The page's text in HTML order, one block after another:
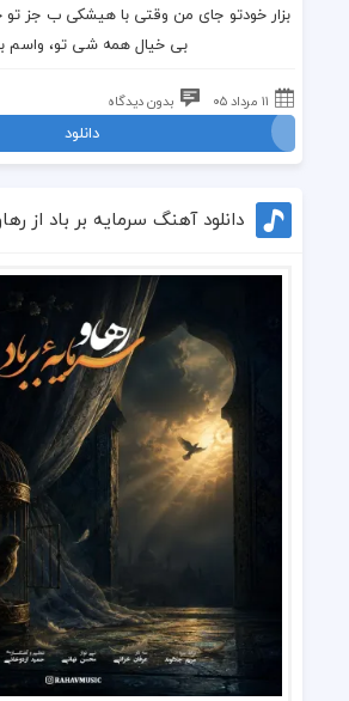
بزار خودتو جای من وقتی با هیشکی ب جز
بی خیال همه شی تو، واسم
۱۱ مرداد ۰۵ بدون دیدگاه
دانلود
دانلود آهنگ سرمایه بر باد از